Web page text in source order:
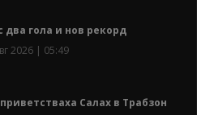
два гола и нов рекорд
2026 | 05:49
приветстваха Салах в Трабзон